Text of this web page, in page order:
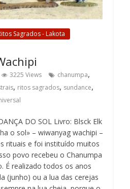
Sagrados - Lakota
3225 Views chanumpa,
, ritos sagrados, sundance,
DO SOL Livro: Blsck Elk
o sol» – wiwanyag wachipi –
rituais e foi instituído muitos
povo recebeu o Chanumpa
É realizado todos os anos
(junho) ou a lua das cerejas